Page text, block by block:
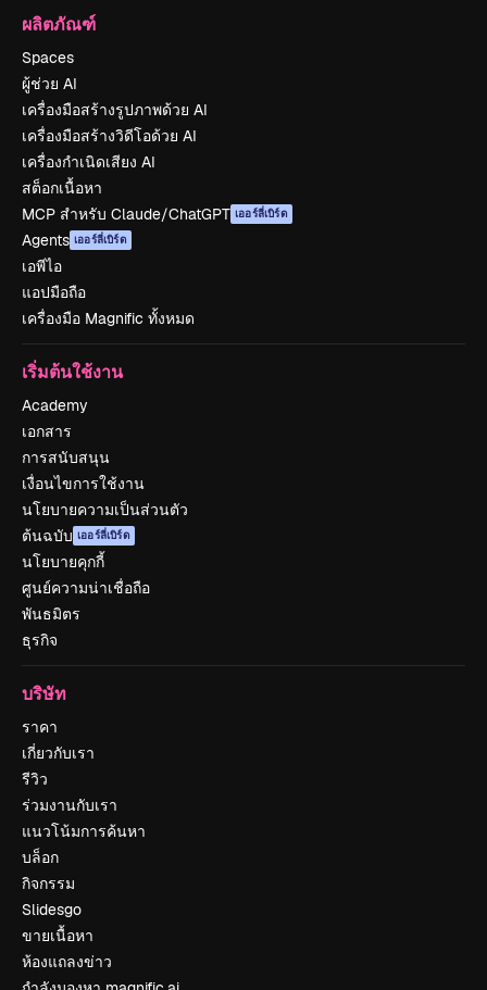
ผลิตภัณฑ์
Spaces
ผู้ช่วย AI
เครื่องมือสร้างรูปภาพด้วย AI
เครื่องมือสร้างวิดีโอด้วย AI
เครื่องกำเนิดเสียง AI
สต็อกเนื้อหา
MCP สำหรับ Claude/ChatGPT เออร์ลี่เบิร์ด
Agents เออร์ลี่เบิร์ด
เอพีไอ
แอปมือถือ
เครื่องมือ Magnific ทั้งหมด
เริ่มต้นใช้งาน
Academy
เอกสาร
การสนับสนุน
เงื่อนไขการใช้งาน
นโยบายความเป็นส่วนตัว
ต้นฉบับ เออร์ลี่เบิร์ด
นโยบายคุกกี้
ศูนย์ความน่าเชื่อถือ
พันธมิตร
ธุรกิจ
บริษัท
ราคา
เกี่ยวกับเรา
รีวิว
ร่วมงานกับเรา
แนวโน้มการค้นหา
บล็อก
กิจกรรม
Slidesgo
ขายเนื้อหา
ห้องแถลงข่าว